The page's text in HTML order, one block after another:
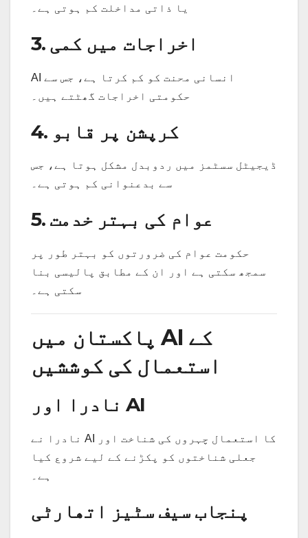
یا ذاتی مداخلت کم ہوتی ہے۔
3. اخراجات میں کمی
AI انسانی محنت کو کم کرتا ہے، جس سے
حکومتی اخراجات گھٹتے ہیں۔
4. کرپشن پر قابو
ڈیجیٹل سسٹمز میں ردوبدل مشکل ہوتا ہے، جس
سے بدعنوانی کم ہوتی ہے۔
5. عوام کی بہتر خدمت
حکومت عوام کی ضرورتوں کو بہتر طور پر
سمجھ سکتی ہے اور ان کے مطابق پالیسی بنا
سکتی ہے۔
پاکستان میں AI کے
استعمال کی کوششیں
نادرا اور AI
نادرا نے AI کا استعمال چہروں کی شناخت اور
جعلی شناختوں کو پکڑنے کے لیے شروع کیا
ہے۔
پنجاب سیف سٹیز اتھارٹی